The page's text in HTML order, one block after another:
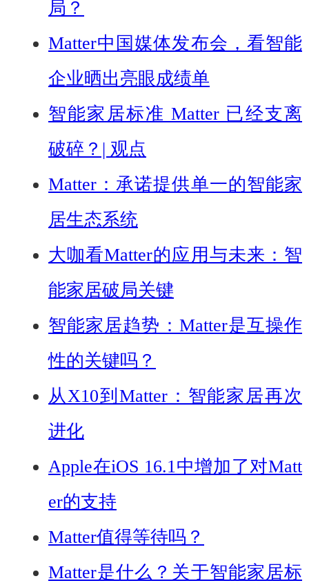
局？
Matter中国媒体发布会，看智能
企业晒出亮眼成绩单
智能家居标准 Matter 已经支离
破碎？| 观点
Matter：承诺提供单一的智能家
居生态系统
大咖看Matter的应用与未来：智
能家居破局关键
智能家居趋势：Matter是互操作
性的关键吗？
从X10到Matter：智能家居再次
进化
Apple在iOS 16.1中增加了对Matt
er的支持
Matter值得等待吗？
Matter是什么？关于智能家居标